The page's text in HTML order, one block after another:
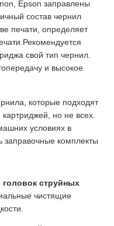
Epson заправлены
состав чернил
печати, определяет
свой тип чернил.
и высокое
которые подходят
но не всех.
условиях в
заправочные комплекты
струйных
чистящие